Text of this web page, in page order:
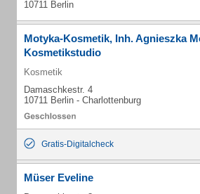
10711 Berlin
Motyka-Kosmetik, Inh. Agnieszka
Kosmetikstudio
Kosmetik
Damaschkestr. 4
10711 Berlin - Charlottenburg
Gratis-Digitalcheck
Müser Eveline